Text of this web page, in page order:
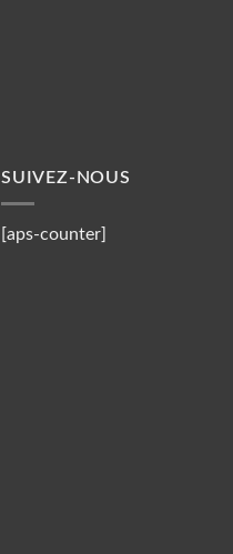
SUIVEZ-NOUS
[aps-counter]